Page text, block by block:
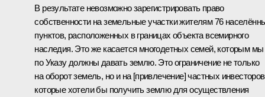
В результате невозможно зарегистрировать право
собственности на земельные участки жителям 76
пунктов, расположенных в границах объекта всемирного
наследия. Это же касается многодетных семей, которым мы
по Указу должны давать землю. Это ограничение не только
на оборот земель, но и на [привлечение] частных
которые хотели бы получить землю для осуществления